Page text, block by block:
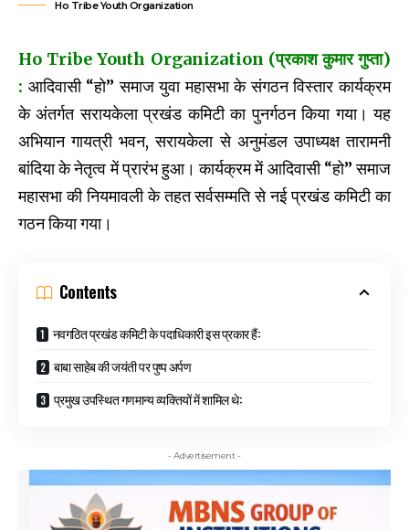
Ho Tribe Youth Organization
Ho Tribe Youth Organization (प्रकाश कुमार गुप्ता)
: आदिवासी “हो” समाज युवा महासभा के संगठन विस्तार कार्यक्रम
के अंतर्गत सरायकेला प्रखंड कमिटी का पुनर्गठन किया गया। यह
अभियान गायत्री भवन, सरायकेला से अनुमंडल उपाध्यक्ष तारामनी
बांदिया के नेतृत्व में प्रारंभ हुआ। कार्यक्रम में आदिवासी “हो” समाज
महासभा की नियमावली के तहत सर्वसम्मति से नई प्रखंड कमिटी का
गठन किया गया।
Contents
नवगठित प्रखंड कमिटी के पदाधिकारी इस प्रकार हैं:
बाबा साहेब की जयंती पर पुष्प अर्पण
प्रमुख उपस्थित गणमान्य व्यक्तियों में शामिल थे:
- Advertisement -